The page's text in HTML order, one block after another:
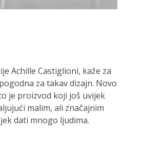
Achille Castiglioni, kaže za
za takav dizajn. Novo
je proizvod koji još uvijek
malim, ali značajnim
dati mnogo ljudima.